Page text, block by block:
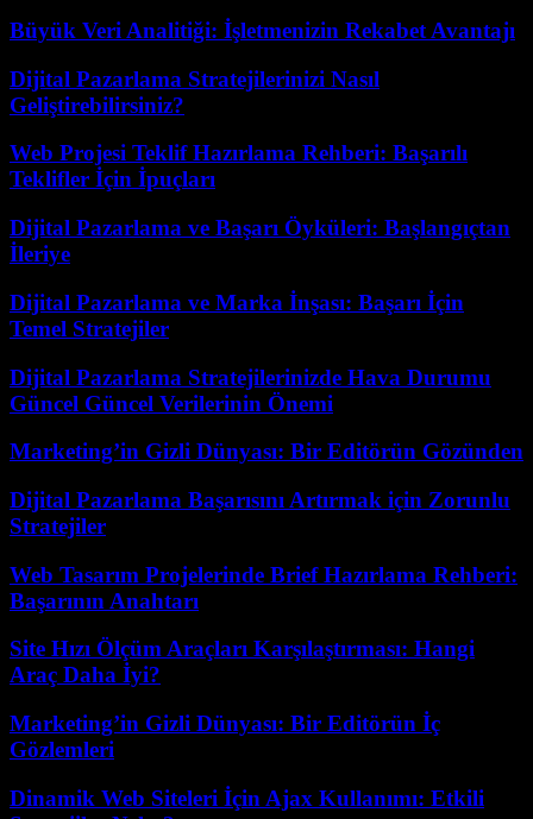
Büyük Veri Analitiği: İşletmenizin Rekabet Avantajı
Dijital Pazarlama Stratejilerinizi Nasıl
Geliştirebilirsiniz?
Web Projesi Teklif Hazırlama Rehberi: Başarılı
Teklifler İçin İpuçları
Dijital Pazarlama ve Başarı Öyküleri: Başlangıçtan
İleriye
Dijital Pazarlama ve Marka İnşası: Başarı İçin
Temel Stratejiler
Dijital Pazarlama Stratejilerinizde Hava Durumu
Güncel Güncel Verilerinin Önemi
Marketing’in Gizli Dünyası: Bir Editörün Gözünden
Dijital Pazarlama Başarısını Artırmak için Zorunlu
Stratejiler
Web Tasarım Projelerinde Brief Hazırlama Rehberi:
Başarının Anahtarı
Site Hızı Ölçüm Araçları Karşılaştırması: Hangi
Araç Daha İyi?
Marketing’in Gizli Dünyası: Bir Editörün İç
Gözlemleri
Dinamik Web Siteleri İçin Ajax Kullanımı: Etkili